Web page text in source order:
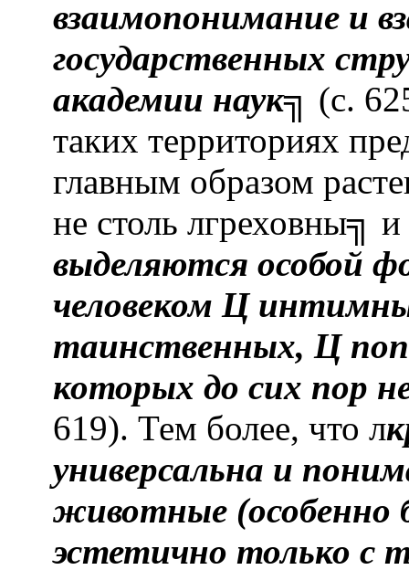
взаимопонимание и
государственных
академии наук╗ (с.
таких территориях
главным образом
не столь лгреховны╗ и
выделяются особой
человеком Ц
таинственных, Ц
которых до сих пор
619). Тем более, что л
универсальна и
животные (особенно
эстетично только с